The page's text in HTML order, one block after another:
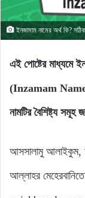
ইনজামাম নামের অর্থ কি?
এই পোষ্টের মাধ্যমে
(Inzamam Name
নামটির বৈশিষ্ট্য সমূহ
আসসালামু আলাইকুম,
আল্লাহর